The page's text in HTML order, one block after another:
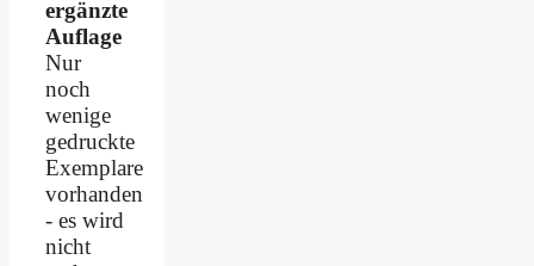
ergänzte
Auflage
Nur
noch
wenige
gedruckte
Exemplare
vorhanden
- es wird
nicht